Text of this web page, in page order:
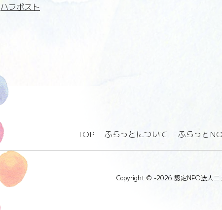
ハフポスト
TOP ふらっとについて ふらっと
Copyright © -2026 認定NPO法人ニ